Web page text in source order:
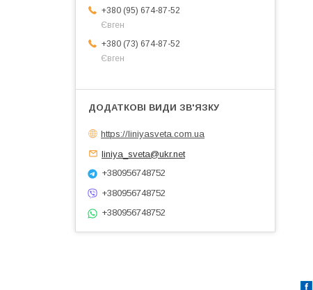
+380 (95) 674-87-52
Євген
+380 (73) 674-87-52
Євген
https://liniyasveta.com.ua
liniya_sveta@ukr.net
+380956748752
+380956748752
+380956748752